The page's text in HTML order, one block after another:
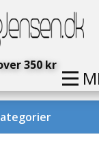
350 kr